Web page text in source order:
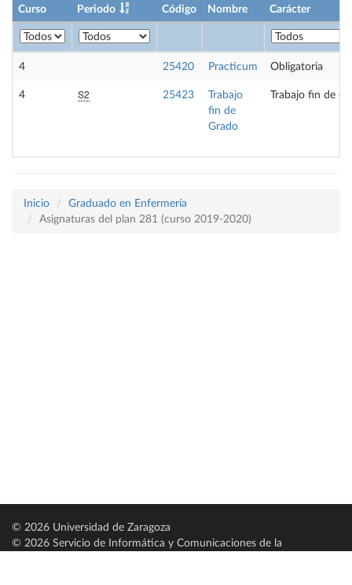
Curso Periodo Código Nombre Carácter
4 25420 Practicum Obligatoria
4 S2 25423
Trabajo
fin de
Grado
Trabajo fin de
Inicio
Graduado en Enfermería
Asignaturas del plan 281 (curso 2019-2020)
© 2026 Universidad de Zaragoza
© 2026 Servicio de Informática y Comunicaciones de la